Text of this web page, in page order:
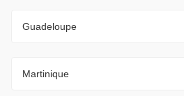
Guadeloupe
Martinique